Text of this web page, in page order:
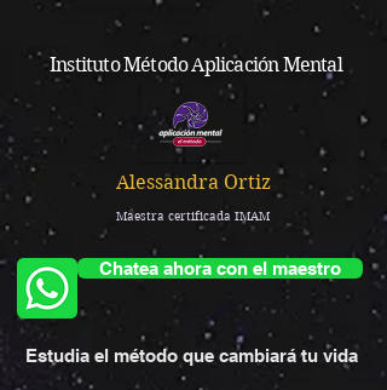
Instituto Método Aplicación Mental
Alessandra Ortiz
Maestra certificada IMAM
Chatea ahora con el maestro
Estudia el método que cambiará tu vida